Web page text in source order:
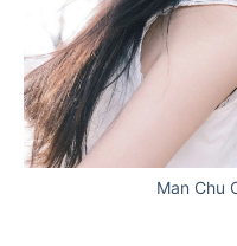
Man Chu